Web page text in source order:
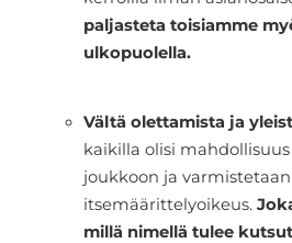
paljasteta toisiamme
ulkopuolella.
Vältä olettamista ja
kaikilla olisi
joukkoon ja
itsemäärittelyoikeus.
millä nimellä tulee